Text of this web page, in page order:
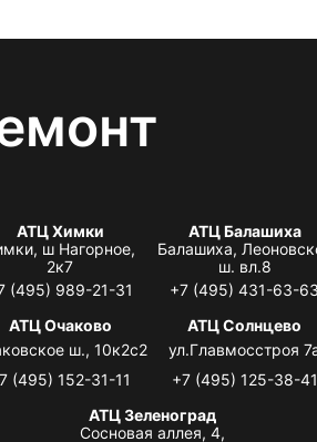
АТЦ Химки
ш Нагорное,
2к7
(495) 989-21-31
АТЦ Балашиха
Балашиха,
ш. вл.8
+7 (495) 431-63-63
АТЦ Очаково
ш., 10к2с2
(495) 152-31-11
АТЦ Солнцево
ул.Главмосстроя
+7 (495) 125-38-41
АТЦ Зеленоград
Сосновая аллея, 4,